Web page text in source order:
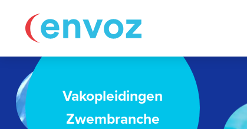
Vakopleidingen
Zwembranche